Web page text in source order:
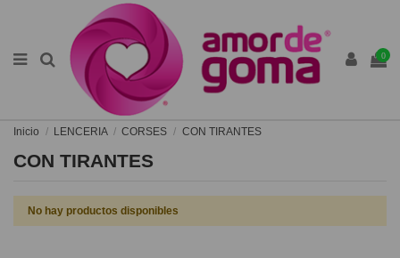
0
Inicio LENCERIA CORSES CON TIRANTES
CON TIRANTES
No hay productos disponibles